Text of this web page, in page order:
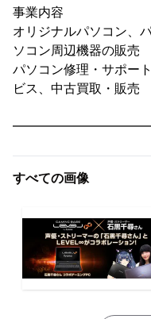
事業内容
オリジナルパソコン、
ソコン周辺機器の販売
パソコン修理・サポー
ビス、中古買取・販売
すべての画像